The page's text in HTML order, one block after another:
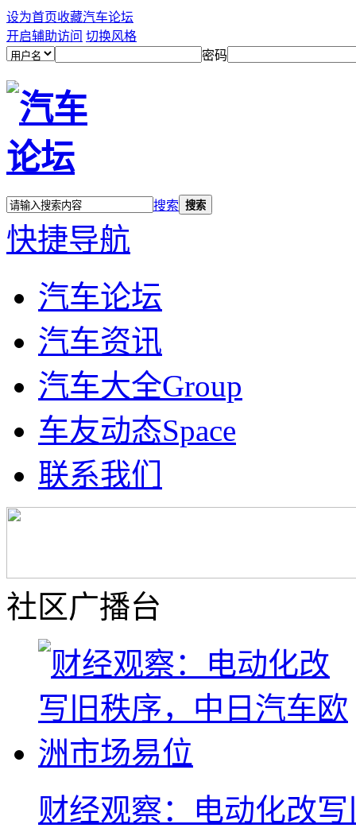
设为首页收藏汽车论坛
开启辅助访问 切换风格
密码
搜索 搜索
快捷导航
汽车论坛
汽车资讯
汽车大全Group
车友动态Space
联系我们
社区广播台
财经观察：电动化改